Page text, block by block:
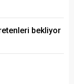
bekliyor